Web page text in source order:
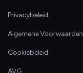
Privacybeleid
Algemene Voorwaarden
Cookiebeleid
AVG